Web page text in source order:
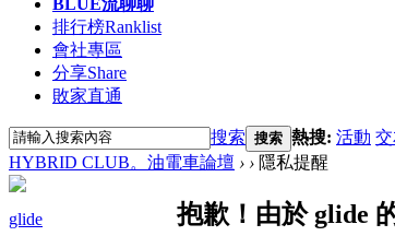
排行榜Ranklist
會社專區
分享Share
敗家直通
搜索 搜索 熱搜: 活動
HYBRID CLUB。油電車論壇 › › 隱私提醒
glide 抱歉！由於 glide